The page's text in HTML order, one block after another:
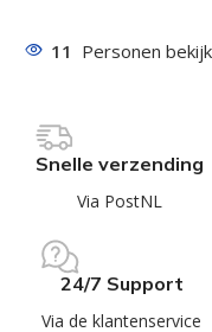
11 Personen
Snelle verzending
Via PostNL
24/7 Support
Via de klantenservice